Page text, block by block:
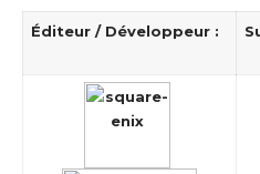
Éditeur / Développeur :